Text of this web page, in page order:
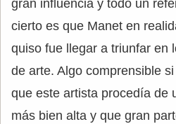
gran influencia y todo un
cierto es que Manet en
quiso fue llegar a triunfar en
de arte. Algo comprensible
que este artista procedía de
más bien alta y que gran